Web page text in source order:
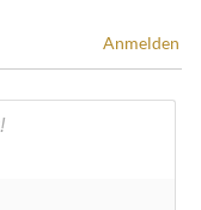
Anmelden